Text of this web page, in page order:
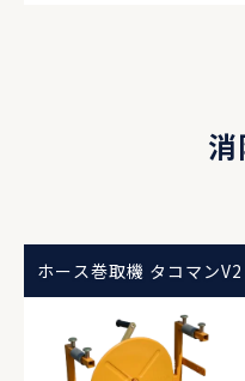
ホース巻取機 タコマンV2